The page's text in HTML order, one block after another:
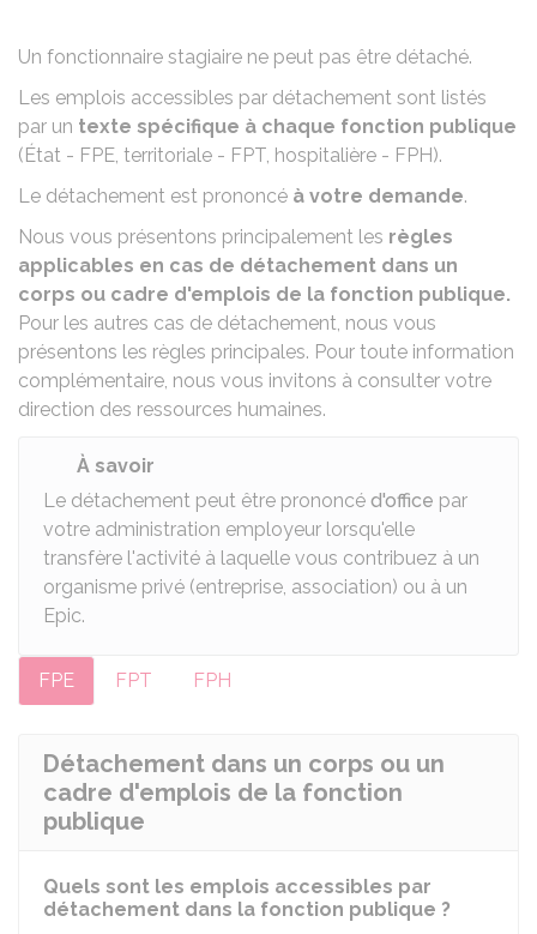
Un fonctionnaire stagiaire ne peut pas être détaché.
Les emplois accessibles par détachement sont listés
par un texte spécifique à chaque fonction publique
(État - FPE, territoriale - FPT, hospitalière - FPH).
Le détachement est prononcé à votre demande.
Nous vous présentons principalement les règles
applicables en cas de détachement dans un
corps ou cadre d'emplois de la fonction publique.
Pour les autres cas de détachement, nous vous
présentons les règles principales. Pour toute information
complémentaire, nous vous invitons à consulter votre
direction des ressources humaines.
À savoir
Le détachement peut être prononcé d'office par
votre administration employeur lorsqu'elle
transfère l'activité à laquelle vous contribuez à un
organisme privé (entreprise, association) ou à un
Epic.
FPE FPT FPH
Détachement dans un corps ou un
cadre d'emplois de la fonction
publique
Quels sont les emplois accessibles par
détachement dans la fonction publique ?